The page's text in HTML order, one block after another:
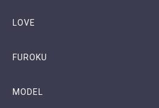
LOVE
FUROKU
MODEL